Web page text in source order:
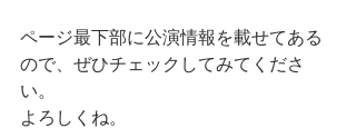
ページ最下部に公演情報を載せてある
ので、ぜひチェックしてみてくださ
い。
よろしくね。